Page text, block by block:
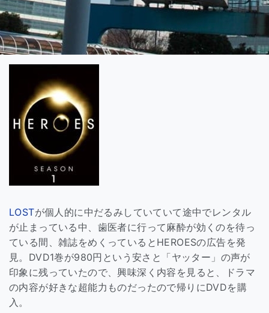
LOSTが個人的に中だるみしていていて途中でレンタル
が止まっている中、歯医者に行って麻酔が効くのを待っ
ている間、雑誌をめくっているとHEROESの広告を発
見。DVD1巻が980円という安さと「ヤッター」の声が
印象に残っていたので、興味深く内容を見ると、ドラマ
の内容が好きな超能力ものだったので帰りにDVDを購
入。